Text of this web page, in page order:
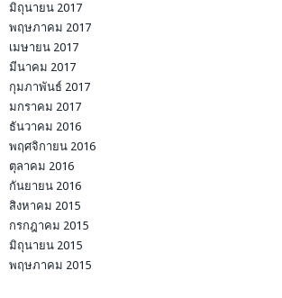
มิถุนายน 2017
พฤษภาคม 2017
เมษายน 2017
มีนาคม 2017
กุมภาพันธ์ 2017
มกราคม 2017
ธันวาคม 2016
พฤศจิกายน 2016
ตุลาคม 2016
กันยายน 2016
สิงหาคม 2015
กรกฎาคม 2015
มิถุนายน 2015
พฤษภาคม 2015